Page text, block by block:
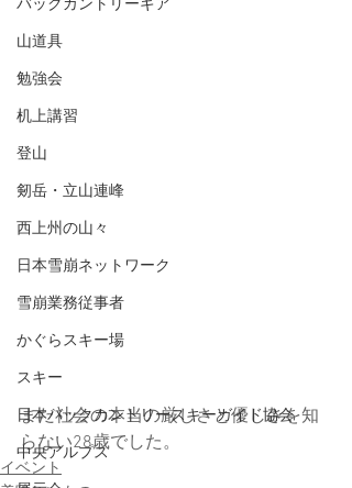
バックカントリーギア
山道具
勉強会
机上講習
登山
剱岳・立山連峰
西上州の山々
日本雪崩ネットワーク
雪崩業務従事者
かぐらスキー場
スキー
日本バックカントリースキーガイド協会
中央アルプス
まだ社会の本当の厳しさと優しさを知
らない28歳でした。
イベント